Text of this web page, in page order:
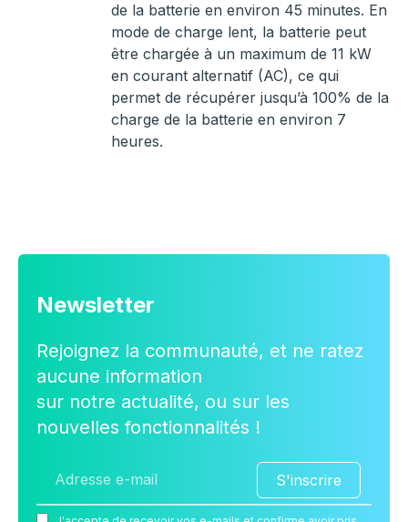
de la batterie en environ 45 minutes. En
mode de charge lent, la batterie peut
être chargée à un maximum de 11 kW
en courant alternatif (AC), ce qui
permet de récupérer jusqu’à 100% de la
charge de la batterie en environ 7
heures.
Newsletter
Rejoignez la communauté, et ne ratez
aucune information
sur notre actualité, ou sur les
nouvelles fonctionnalités !
S'inscrire